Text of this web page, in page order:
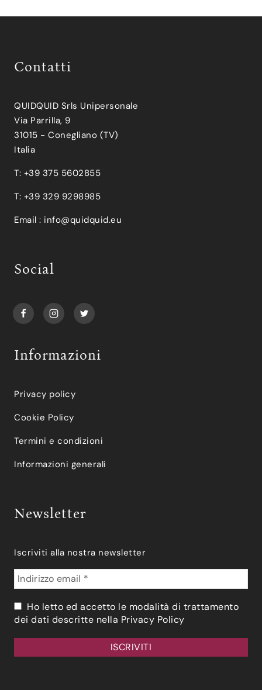
Contatti
QUIDQUID Srls Unipersonale
Via Parrilla, 9
31015 - Conegliano (TV)
Italia
T: +39 375 5602855
T: +39 329 9298985
Email : info@quidquid.eu
Social
Informazioni
Privacy policy
Cookie Policy
Termini e condizioni
Informazioni generali
Newsletter
Iscriviti alla nostra newsletter
Ho letto ed accetto le modalità di trattamento
dei dati descritte nella Privacy Policy